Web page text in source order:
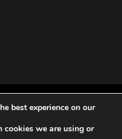
reserved.
best experience on our
cookies we are using or